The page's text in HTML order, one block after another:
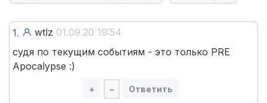
1. wtlz 01.09.20 19:54
судя по текущим событиям - это только PRE
Apocalypse :)
+ – Ответить